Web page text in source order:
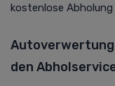
kostenlose Abholung
den